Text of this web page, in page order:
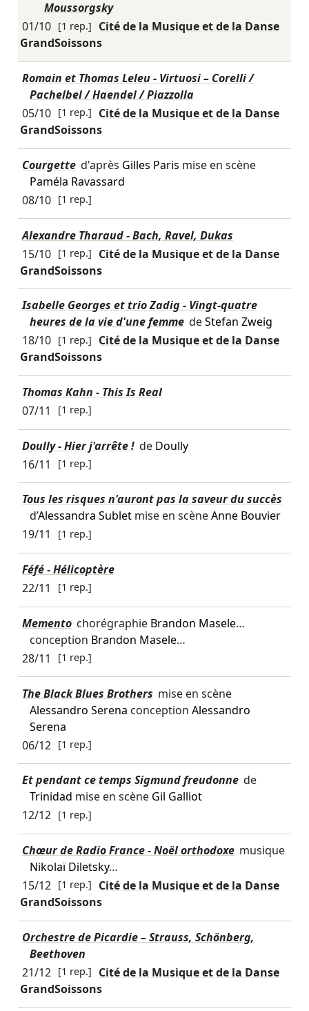
Moussorgsky
01/10 [1 rep.]
Cité de la Musique et de la Danse
GrandSoissons
Romain et Thomas Leleu - Virtuosi – Corelli /
Pachelbel / Haendel / Piazzolla
05/10 [1 rep.]
Cité de la Musique et de la Danse
GrandSoissons
Courgette d'après Gilles Paris mise en scène
Paméla Ravassard
08/10 [1 rep.]
Alexandre Tharaud - Bach, Ravel, Dukas
15/10 [1 rep.]
Cité de la Musique et de la Danse
GrandSoissons
Isabelle Georges et trio Zadig - Vingt-quatre
heures de la vie d'une femme deStefan Zweig
18/10 [1 rep.]
Cité de la Musique et de la Danse
GrandSoissons
Thomas Kahn - This Is Real
07/11
[1 rep.]
Doully - Hier j'arrête ! de Doully
16/11
[1 rep.]
Tous les risques n'auront pas la saveur du succès
d’Alessandra Subletmise en scèneAnne Bouvier
19/11
[1 rep.]
Féfé - Hélicoptère
22/11
[1 rep.]
Memento chorégraphie Brandon Masele…
conception Brandon Masele…
28/11
[1 rep.]
The Black Blues Brothers mise en scène
Alessandro Serena conception Alessandro
Serena
06/12 [1 rep.]
Et pendant ce temps Sigmund freudonne de
Trinidad mise en scène Gil Galliot
12/12 [1 rep.]
Chœur de Radio France - Noël orthodoxe musique
Nikolaï Diletsky…
15/12 [1 rep.]
Cité de la Musique et de la Danse
GrandSoissons
Orchestre de Picardie – Strauss, Schönberg,
Beethoven
21/12 [1 rep.]
Cité de la Musique et de la Danse
GrandSoissons